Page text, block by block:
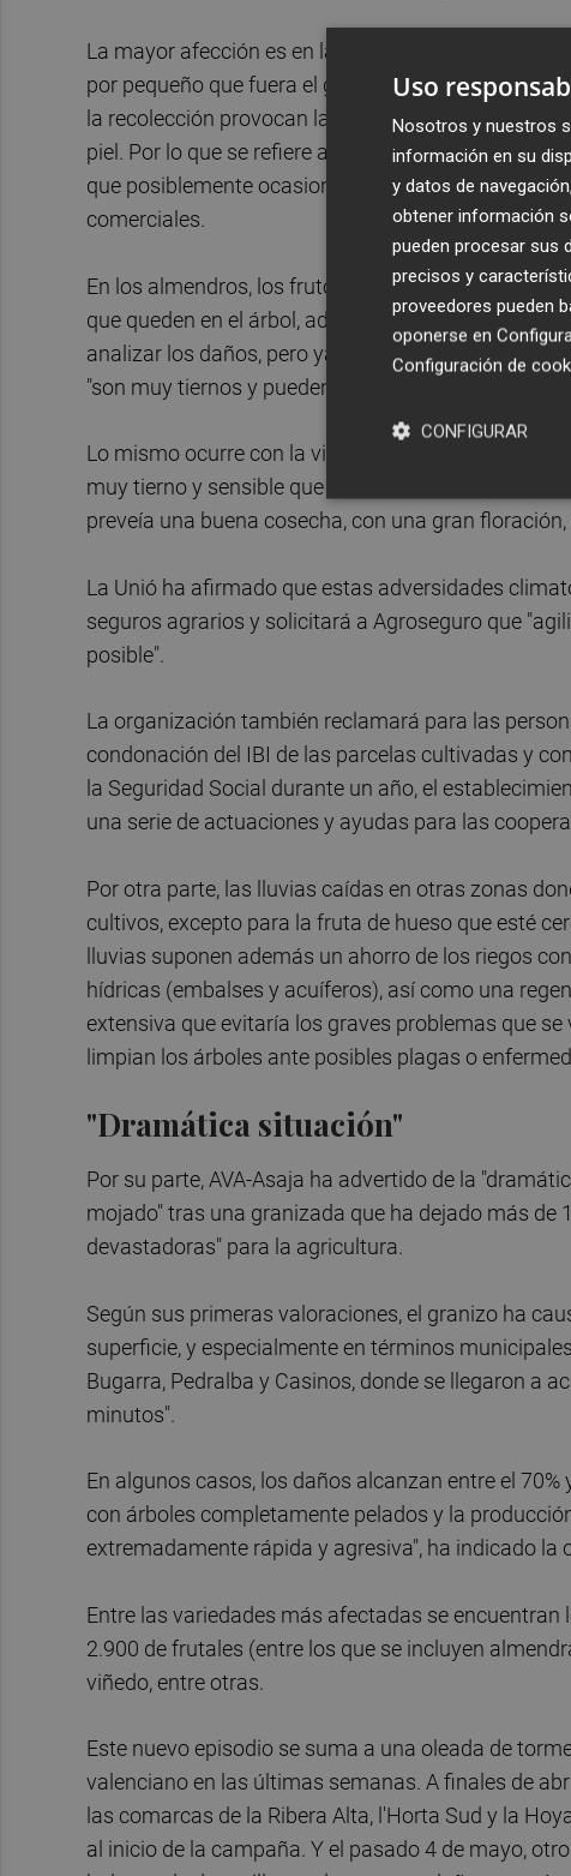
La mayor afección es en la fruta de hueso, ya que
por pequeño que fuera el granizo, su impacto
la recolección provocan la podredumbre del fruto
piel. Por lo que se refiere a los cítricos, el pedrisco
que posiblemente ocasionen la caída del fruto.
comerciales.
En los almendros, los frutos van a quedar
que queden en el árbol, además de lanzar
analizar los daños, pero ya se observan daños
"son muy tiernos y pueden afectar a la futura
Lo mismo ocurre con la vid, mientras que las
muy tierno y sensible que en muchos casos está
preveía una buena cosecha, con una gran
La Unió ha afirmado que estas adversidades
seguros agrarios y solicitará a Agroseguro que
posible".
La organización también reclamará para las
condonación del IBI de las parcelas cultivadas y
la Seguridad Social durante un año, el
una serie de actuaciones y ayudas para las
Por otra parte, las lluvias caídas en otras zonas
cultivos, excepto para la fruta de hueso que esté
lluvias suponen además un ahorro de los riegos
hídricas (embalses y acuíferos), así como una
extensiva que evitaría los graves problemas que
limpian los árboles ante posibles plagas o
"Dramática situación"
Por su parte, AVA-Asaja ha advertido de la
mojado" tras una granizada que ha dejado más de
devastadoras" para la agricultura.
Según sus primeras valoraciones, el granizo ha
superficie, y especialmente en términos
Bugarra, Pedralba y Casinos, donde se llegaron a
minutos".
En algunos casos, los daños alcanzan entre el
con árboles completamente pelados y la
extremadamente rápida y agresiva", ha indicado la
Entre las variedades más afectadas se
2.900 de frutales (entre los que se incluyen
viñedo, entre otras.
Este nuevo episodio se suma a una oleada de
valenciano en las últimas semanas. A finales de
las comarcas de la Ribera Alta, l'Horta Sud y la
al inicio de la campaña. Y el pasado 4 de mayo,
Uso
Nosotros y nuestros
información en su
y datos de
obtener información
pueden procesar sus
precisos y
proveedores pueden
oponerse en
Configuración de
CONFIGURAR